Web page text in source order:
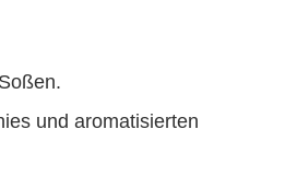
und aromatisierten